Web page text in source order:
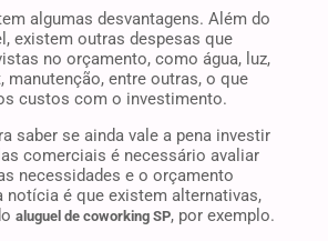
algumas desvantagens. Além do
existem outras despesas que
no orçamento, como água, luz,
manutenção, entre outras, o que
custos com o investimento.
saber se ainda vale a pena investir
comerciais é necessário avaliar
necessidades e o orçamento
notícia é que existem alternativas,
aluguel de coworking SP, por exemplo.